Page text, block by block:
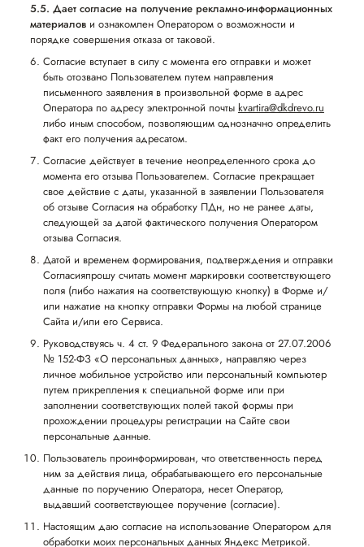
5.5. Дает согласие на получение рекламно-информационных
материалов и ознакомлен Оператором о возможности и
порядке совершения отказа от таковой.
Согласие вступает в силу с момента его отправки и может
быть отозвано Пользователем путем направления
письменного заявления в произвольной форме в адрес
Оператора по адресу электронной почты kvartira@dkdrevo.ru
либо иным способом, позволяющим однозначно определить
факт его получения адресатом.
Согласие действует в течение неопределенного срока до
момента его отзыва Пользователем. Согласие прекращает
свое действие с даты, указанной в заявлении Пользователя
об отзыве Согласия на обработку ПДн, но не ранее даты,
следующей за датой фактического получения Оператором
отзыва Согласия.
Датой и временем формирования, подтверждения и отправки
Согласияпрошу считать момент маркировки соответствующего
поля (либо нажатия на соответствующую кнопку) в Форме и/
или нажатие на кнопку отправки Формы на любой странице
Сайта и/или его Сервиса.
Руководствуясь ч. 4 ст. 9 Федерального закона от 27.07.2006
№ 152-ФЗ «О персональных данных», направляю через
личное мобильное устройство или персональный компьютер
путем прикрепления к специальной форме или при
заполнении соответствующих полей такой формы при
прохождении процедуры регистрации на Сайте свои
персональные данные.
Пользователь проинформирован, что ответственность перед
ним за действия лица, обрабатывающего его персональные
данные по поручению Оператора, несет Оператор,
выдавший соответствующее поручение (согласие).
Настоящим даю согласие на использование Оператором для
обработки моих персональных данных Яндекс Метрикой.